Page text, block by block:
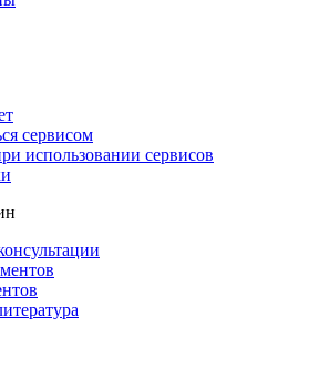
сервисом
использовании сервисов